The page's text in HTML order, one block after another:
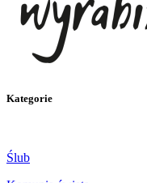
Kategorie
Ślub